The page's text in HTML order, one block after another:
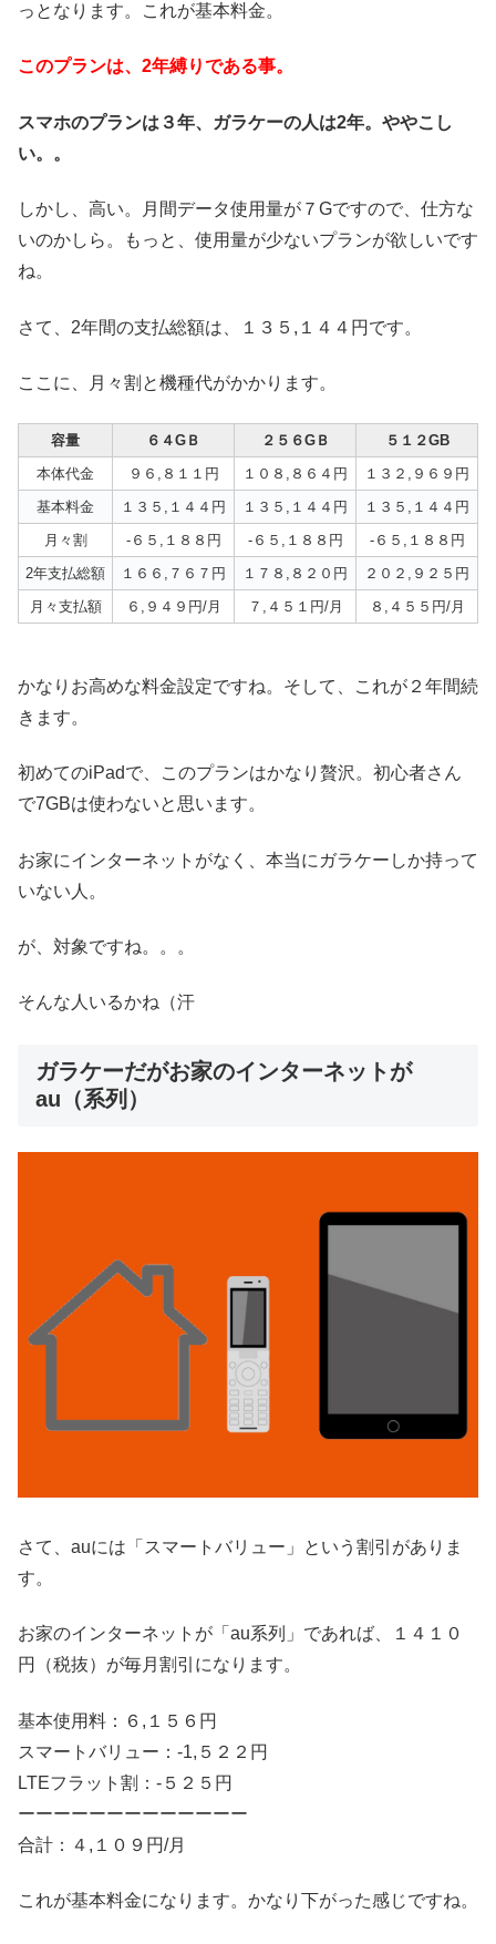
っとなります。これが基本料金。
このプランは、2年縛りである事。
スマホのプランは３年、ガラケーの人は2年。ややこし
い。。
しかし、高い。月間データ使用量が７Gですので、仕方な
いのかしら。もっと、使用量が少ないプランが欲しいです
ね。
さて、2年間の支払総額は、１３５,１４４円です。
ここに、月々割と機種代がかかります。
容量 ６４GＢ ２５６GＢ
５１２GB
本体代金
９６,８１１円 １０８,８６４円
１３２,９６９円
基本料金
１３５,１４４円 １３５,１４４円
１３５,１４４円
月々割
-６５,１８８円 -６５,１８８円
-６５,１８８円
2年支払総額
１６６,７６７円 １７８,８２０円
２０２,９２５円
月々支払額
６,９４９円/月 ７,４５１円/月 ８,４５５円/月
かなりお高めな料金設定ですね。そして、これが２年間続
きます。
初めてのiPadで、このプランはかなり贅沢。初心者さん
で7GBは使わないと思います。
お家にインターネットがなく、本当にガラケーしか持って
いない人。
が、対象ですね。。。
そんな人いるかね（汗
ガラケーだがお家のインターネットが
au（系列）
さて、auには「スマートバリュー」という割引がありま
す。
お家のインターネットが「au系列」であれば、１４１０
円（税抜）が毎月割引になります。
基本使用料：６,１５６円
スマートバリュー：-1,５２２円
LTEフラット割：-５２５円
ーーーーーーーーーーーーー
合計：４,１０９円/月
これが基本料金になります。かなり下がった感じですね。